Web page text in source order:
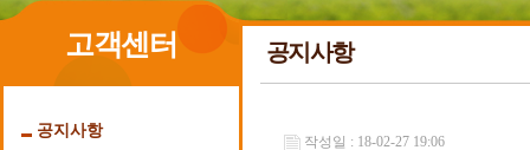
고객센터
공지사항
공지사항
작성일 : 18-02-27 19:06